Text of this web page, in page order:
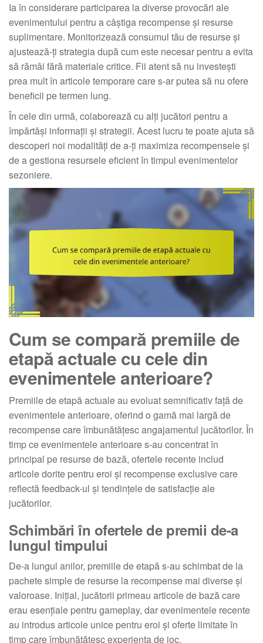
Ia în considerare participarea la diverse provocări ale
evenimentului pentru a câștiga recompense și resurse
suplimentare. Monitorizează consumul tău de resurse și
ajustează-ți strategia după cum este necesar pentru a evita
să rămâi fără materiale critice. Fii atent să nu investești
prea mult în articole temporare care s-ar putea să nu ofere
beneficii pe termen lung.
În cele din urmă, colaborează cu alți jucători pentru a
împărtăși informații și strategii. Acest lucru te poate ajuta să
descoperi noi modalități de a-ți maximiza recompensele și
de a gestiona resursele eficient în timpul evenimentelor
sezoniere.
Cum se compară premiile de
etapă actuale cu cele din
evenimentele anterioare?
Premiile de etapă actuale au evoluat semnificativ față de
evenimentele anterioare, oferind o gamă mai largă de
recompense care îmbunătățesc angajamentul jucătorilor. În
timp ce evenimentele anterioare s-au concentrat în
principal pe resurse de bază, ofertele recente includ
articole dorite pentru eroi și recompense exclusive care
reflectă feedback-ul și tendințele de satisfacție ale
jucătorilor.
Schimbări în ofertele de premii de-a
lungul timpului
De-a lungul anilor, premiile de etapă s-au schimbat de la
pachete simple de resurse la recompense mai diverse și
valoroase. Inițial, jucătorii primeau articole de bază care
erau esențiale pentru gameplay, dar evenimentele recente
au introdus articole unice pentru eroi și oferte limitate în
timp care îmbunătățesc experiența de joc.